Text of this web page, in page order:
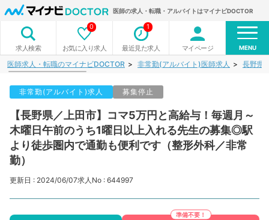
医師の求人・転職・アルバイトはマイナビDOCTOR
求人検索 お気に入り求人
0
最近見た求人
1
マイページ MENU
医師求人・転職のマイナビDOCTOR 非常勤(アルバイト)医師求人 長野県
非常勤(アルバイト)求人 募集停止
【長野県／上田市】コマ5万円と高給与！毎週月～
木曜日午前のうち1曜日以上入れる先生の募集◎駅
より徒歩圏内で通勤も便利です（整形外科／非常
勤）
更新日 : 2024/06/07求人No : 644997